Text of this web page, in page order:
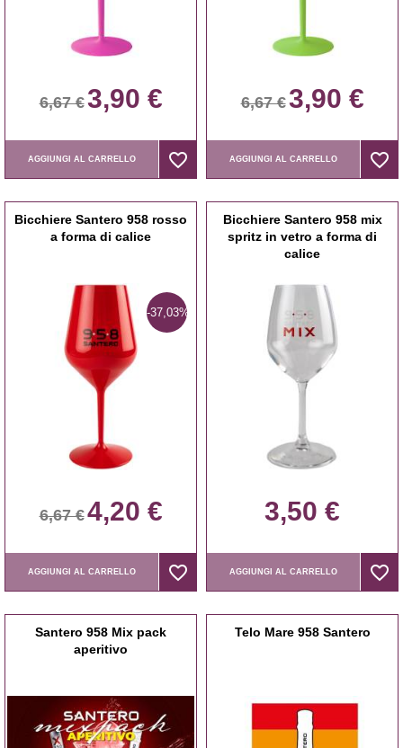
6,67 €3,90 €
AGGIUNGI AL CARRELLO favorite_border
favorite_border
6,67 €3,90 €
AGGIUNGI AL CARRELLO favorite_border
favorite_border
Bicchiere Santero 958 rosso
a forma di calice
-37,03%
6,67 €4,20 €
AGGIUNGI AL CARRELLO favorite_border
favorite_border
Bicchiere Santero 958 mix
spritz in vetro a forma di
calice
3,50 €
AGGIUNGI AL CARRELLO favorite_border
favorite_border
Santero 958 Mix pack
aperitivo
Telo Mare 958 Santero